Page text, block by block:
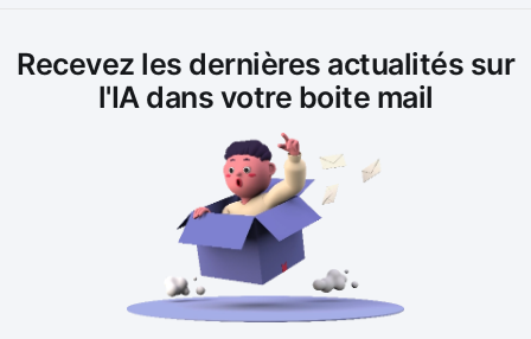
Recevez les dernières actualités sur
l'IA dans votre boite mail